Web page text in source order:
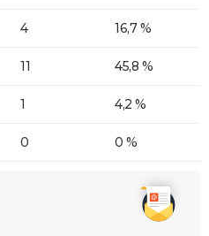
4 16,7 %
11 45,8 %
1 4,2 %
0 0 %